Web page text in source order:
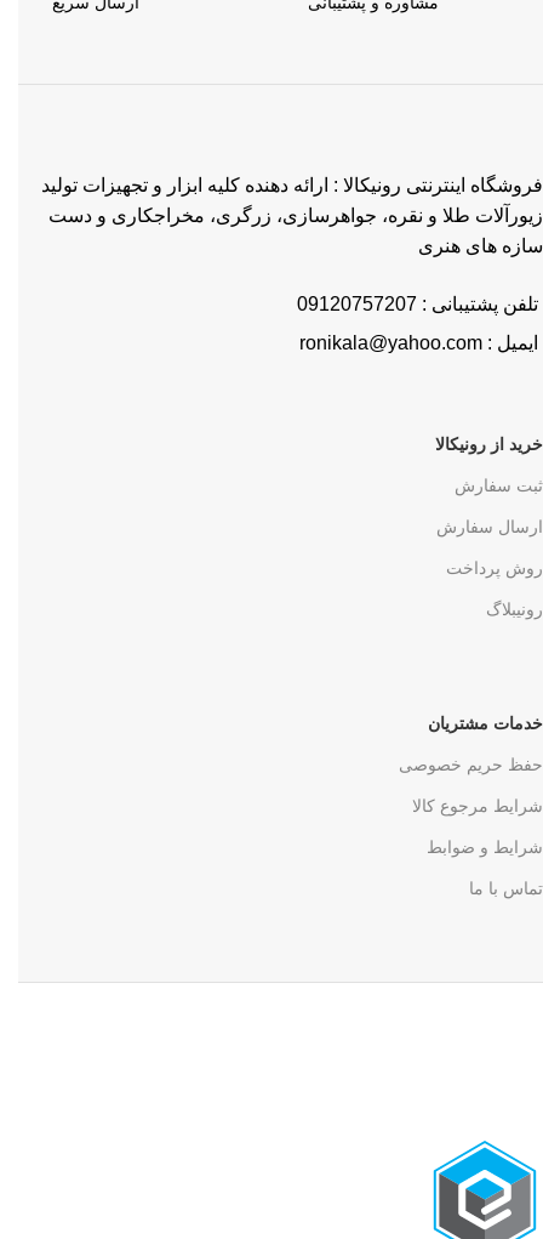
فروشگاه اینترنتی رونیکالا : ارائه دهنده کلیه ابزار و تجهیزات تولید
زیورآلات طلا و نقره، جواهرسازی، زرگری، مخراجکاری و دست
سازه های هنری
تلفن پشتیبانی : 09120757207
ایمیل : ronikala@yahoo.com
خرید از رونیکالا
ثبت سفارش
ارسال سفارش
روش پرداخت
رونیبلاگ
خدمات مشتریان
حفظ حریم خصوصی
شرایط مرجوع کالا
شرایط و ضوابط
تماس با ما